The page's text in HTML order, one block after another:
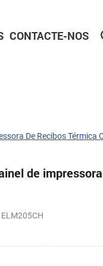
CONTACTE-NOS
De Recibos Térmica
de